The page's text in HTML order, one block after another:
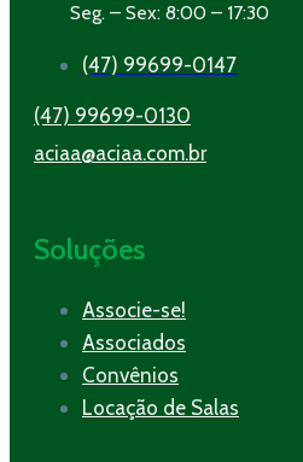
Seg. – Sex: 8:00 – 17:30
(47) 99699-0147
(47) 99699-0130
aciaa@aciaa.com.br
Soluções
Associe-se!
Associados
Convênios
Locação de Salas